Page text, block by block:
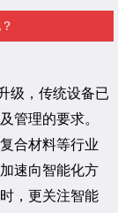
级，传统设备已
管理的要求。
合材料等行业
速向智能化方
，更关注智能